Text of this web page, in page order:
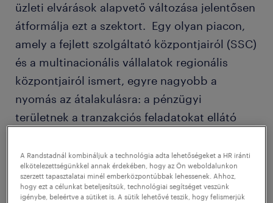
üzleti elvárások alapvető változása jelentősen
átformálja ezt a szektort. Egy olyan piacon,
amely a fejlett szolgáltató központjairól (SSC)
és a multinacionális vállalatok regionális
központjairól ismert, egyre nagyobb a
nyomás az átalakulásra: a pénzügyi
területnek a tranzakciós feladatokat ellátó
válnia. A sikeres karrier építéséhez a pénzügyi
szakembereknek ismerniük és érteniük kell az
iparágukat meghatározó trendeket, és
A Randstadnál kombináljuk a technológia adta lehetőségeket a HR iránti
elkötelezettségünkkel annak érdekében, hogy az Ön weboldalunkon
szerzett tapasztalatai minél emberközpontúbbak lehessenek. Ahhoz,
hogy ezt a célunkat beteljesítsük, technológiai segítséget veszünk
igénybe, beleértve a sütiket is. A sütik lehetővé teszik, hogy felismerjük